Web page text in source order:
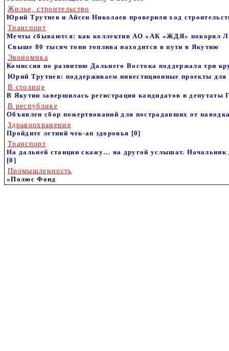
Жилье, строительство
Юрий Трутнев и Айсен Николаев проверили ход
Транспорт
Мечты сбываются: как коллектив АО «АК «ЖДЯ» покорял
Свыше 80 тысяч тонн топлива находится в пути в Якутию
Экономика
Комиссия по развитию Дальнего Востока поддержала три
Юрий Трутнев: поддерживаем инвестиционные проекты для
В столице
В Якутии завершилась регистрация кандидатов в депутаты
В республике
Объявлен сбор пожертвований для пострадавших от
Здравоохранение
Пройдите летний чек-ап здоровья [0]
Транспорт
На дальней станции скажу… на другой услышат. Начальник
[0]
Промышленность
«Полюс Фонд